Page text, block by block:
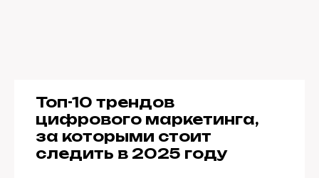
Топ-10 трендов
цифрового маркетинга,
за которыми стоит
следить в 2025 году